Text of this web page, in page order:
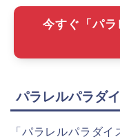
今すぐ「パラ
パラレルパラダ
「パラレルパラダ